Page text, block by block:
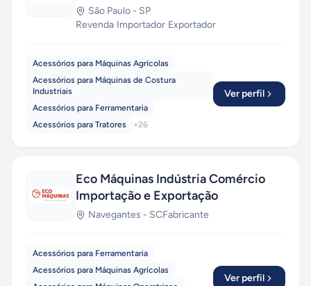
São Paulo - SP
Revenda·Importador·Exportador
Acessórios para Máquinas Agrícolas
Acessórios para Máquinas de Costura
Industriais
Acessórios para Ferramentaria
Acessórios para Tratores
+26
Ver perfil
Eco Máquinas Indústria Comércio
Importação e Exportação
Navegantes - SCFabricante
Acessórios para Ferramentaria
Acessórios para Máquinas Agrícolas
Ver perfil